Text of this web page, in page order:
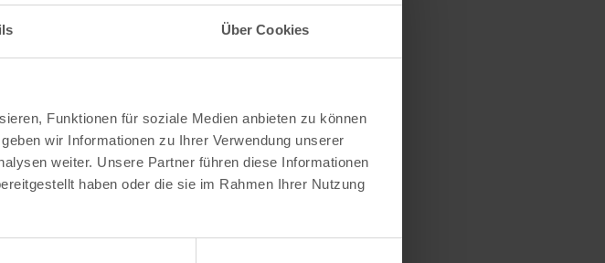
Über Cookies
Funktionen für soziale Medien anbieten zu können
wir Informationen zu Ihrer Verwendung unserer
weiter. Unsere Partner führen diese Informationen
haben oder die sie im Rahmen Ihrer Nutzung